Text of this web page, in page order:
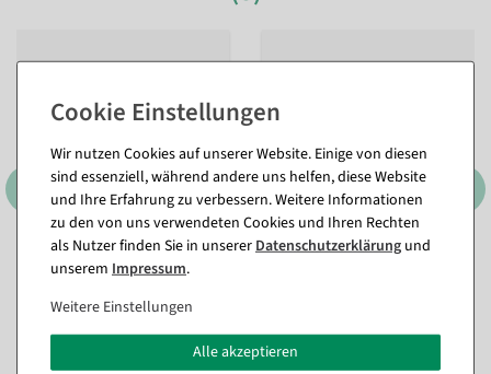
Kunststoffbügel mit Steg 44
cm, 1 Karton à 100 Stück
Sofort versandfähig.
Wir nutzen Cookies auf unserer Website. Einige von diesen
sind essenziell, während andere uns helfen, diese Website
und Ihre Erfahrung zu verbessern. Weitere Informationen
zu den von uns verwendeten Cookies und Ihren Rechten
als Nutzer finden Sie in unsererDaten­schutz­erklärung und
unserem Impressum.
Weitere Einstellungen
Alle akzeptieren